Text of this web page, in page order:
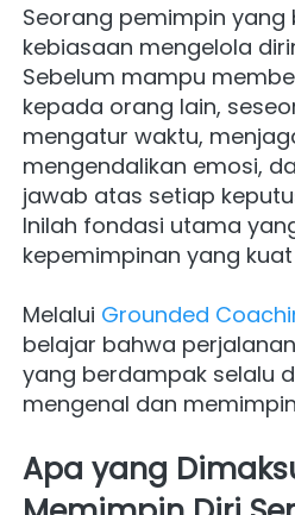
Seorang pemimpin yang
kebiasaan mengelola
Sebelum mampu
kepada orang lain,
mengatur waktu,
mengendalikan emosi,
jawab atas setiap
Inilah fondasi utama
kepemimpinan yang
Melalui Grounded
belajar bahwa
yang berdampak selalu
mengenal dan
Apa yang